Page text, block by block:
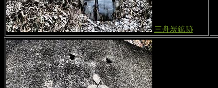
三舟炭鉱跡